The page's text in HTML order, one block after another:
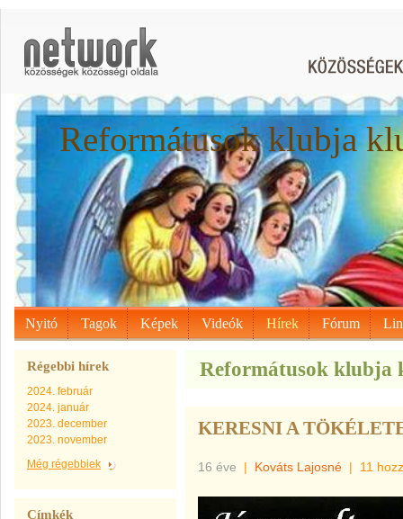
Reformátusok klubja
Nyitó Tagok Képek Videók Hírek Fórum
Régebbi hírek
2024. február
2024. január
2023. december
2023. november
Még régebbiek
Címkék
Reformátusok klubja
KERESNI A
16 éve | Kováts Lajosné | 11